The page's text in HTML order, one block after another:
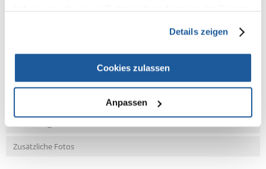
Details zeigen
Cookies zulassen
Anpassen
Fragen und Antworten (FAQ)
Zusätzliche Fotos